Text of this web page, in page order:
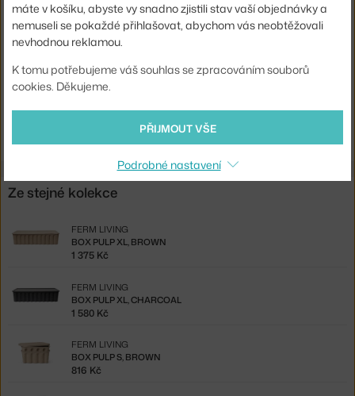
Info k
produktu:
Otřete suchým hadříkem. Uchovávejte mimo vlhké
prostory.
Kód produktu FER-1104272366
EAN
5704723353522
Ste zo Slovenska? Prejdite na2ks box Pulp S, charcoal
Shopping from the EU? Switch toPulp Box S, charcoal
Ze stejné kolekce
BOX PULP XL, BROWN
FERM LIVING
1 375 Kč
BOX PULP XL, CHARCOAL
FERM LIVING
1 580 Kč
BOX PULP S, BROWN
FERM LIVING
816 Kč
máte v košíku, abyste vy snadno zjistili stav vaší objednávky a
nemuseli se pokaždé přihlašovat, abychom vás neobtěžovali
nevhodnou reklamou.
K tomu potřebujeme váš souhlas se zpracováním souborů
cookies. Děkujeme.
PŘIJMOUT VŠE
Podrobné nastavení